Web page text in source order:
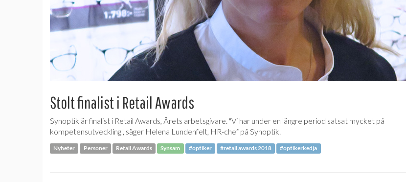
Stolt finalist i Retail Awards
Synoptik är finalist i Retail Awards, Årets arbetsgivare. "Vi har under en längre period satsat mycket på
kompetensutveckling", säger Helena Lundenfelt, HR-chef på Synoptik.
Nyheter Personer Retail Awards Synsam #optiker #retail awards 2018 #optikerkedja